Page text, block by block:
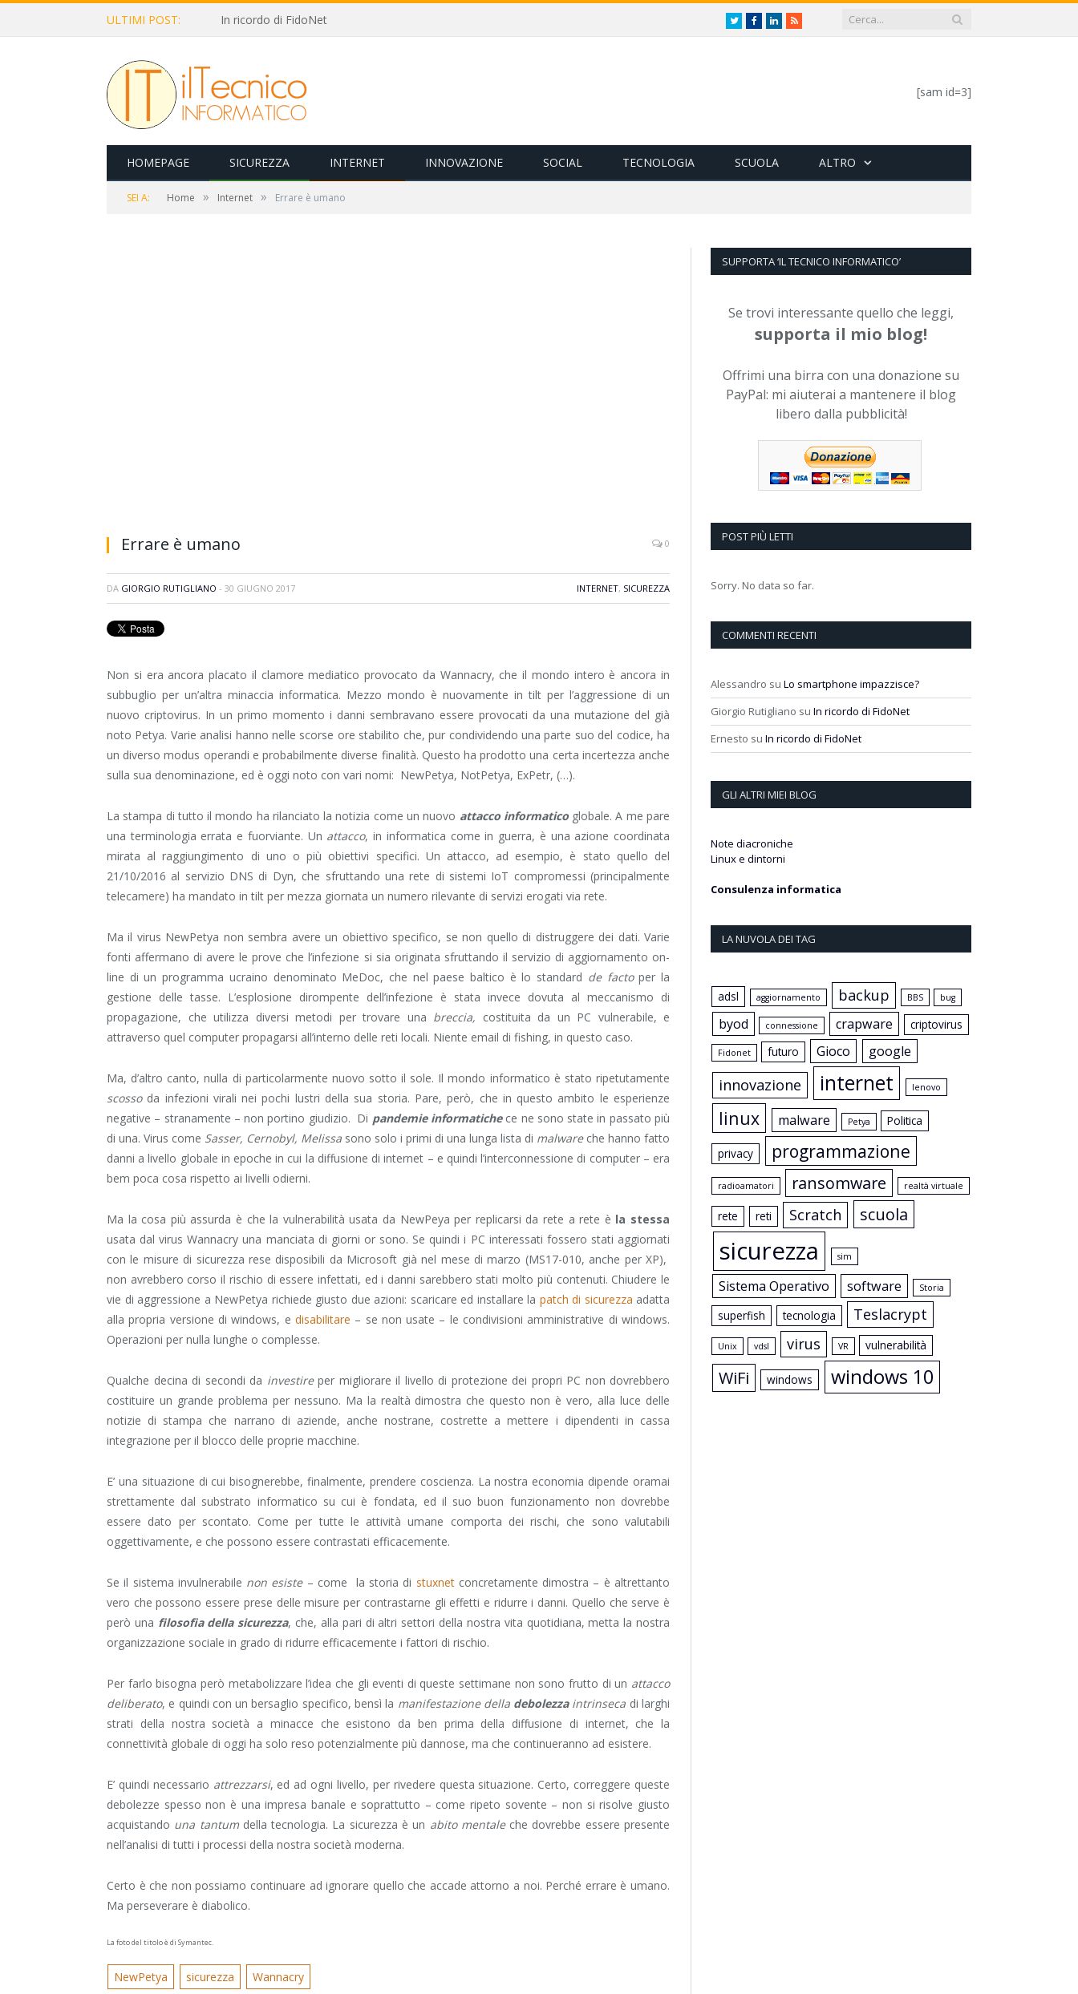
ULTIMI POST: In ricordo di FidoNet TwitterFacebookLinkedIn
RSS
[sam id=3]
HOMEPAGE SICUREZZA INTERNET INNOVAZIONE SOCIAL TECNOLOGIA SCUOLA ALTRO
SEI A: Home » Internet » Errare è umano
Errare è umano 0
DA GIORGIO RUTIGLIANO - 30 GIUGNO 2017 INTERNET, SICUREZZA
Non si era ancora placato il clamore mediatico provocato da Wannacry, che il mondo intero è ancora in
subbuglio per un’altra minaccia informatica. Mezzo mondo è nuovamente in tilt per l’aggressione di un
nuovo criptovirus. In un primo momento i danni sembravano essere provocati da una mutazione del già
noto Petya. Varie analisi hanno nelle scorse ore stabilito che, pur condividendo una parte suo del codice, ha
un diverso modus operandi e probabilmente diverse finalità. Questo ha prodotto una certa incertezza anche
sulla sua denominazione, ed è oggi noto con vari nomi: NewPetya, NotPetya, ExPetr, (…).
La stampa di tutto il mondo ha rilanciato la notizia come un nuovo attacco informaticoglobale. A me pare
una terminologia errata e fuorviante. Un attacco, in informatica come in guerra, è una azione coordinata
mirata al raggiungimento di uno o più obiettivi specifici. Un attacco, ad esempio, è stato quello del
21/10/2016 al servizio DNS di Dyn, che sfruttando una rete di sistemi IoT compromessi (principalmente
telecamere) ha mandato in tilt per mezza giornata un numero rilevante di servizi erogati via rete.
Ma il virus NewPetya non sembra avere un obiettivo specifico, se non quello di distruggere dei dati. Varie
fonti affermano di avere le prove che l’infezione si sia originata sfruttando il servizio di aggiornamento on-
line di un programma ucraino denominato MeDoc, che nel paese baltico è lo standard de factoper la
gestione delle tasse. L’esplosione dirompente dell’infezione è stata invece dovuta al meccanismo di
propagazione, che utilizza diversi metodi per trovare una breccia, costituita da un PC vulnerabile, e
attraverso quel computer propagarsi all’interno delle reti locali. Niente email di fishing, in questo caso.
Ma, d’altro canto, nulla di particolarmente nuovo sotto il sole. Il mondo informatico è stato ripetutamente
scossoda infezioni virali nei pochi lustri della sua storia. Pare, però, che in questo ambito le esperienze
negative – stranamente – non portino giudizio. Di pandemie informatichece ne sono state in passato più
di una. Virus come Sasser, Cernobyl, Melissa sono solo i primi di una lunga lista di malwareche hanno fatto
danni a livello globale in epoche in cui la diffusione di internet – e quindi l’interconnessione di computer – era
bem poca cosa rispetto ai livelli odierni.
Ma la cosa più assurda è che la vulnerabilità usata da NewPeya per replicarsi da rete a rete è la stessa
usata dal virus Wannacry una manciata di giorni or sono. Se quindi i PC interessati fossero stati aggiornati
con le misure di sicurezza rese disposibili da Microsoft già nel mese di marzo (MS17-010, anche per XP),
non avrebbero corso il rischio di essere infettati, ed i danni sarebbero stati molto più contenuti. Chiudere le
vie di aggressione a NewPetya richiede giusto due azioni: scaricare ed installare la patch di sicurezza adatta
alla propria versione di windows, e disabilitare – se non usate – le condivisioni amministrative di windows.
Operazioni per nulla lunghe o complesse.
Qualche decina di secondi da investireper migliorare il livello di protezione dei propri PC non dovrebbero
costituire un grande problema per nessuno. Ma la realtà dimostra che questo non è vero, alla luce delle
notizie di stampa che narrano di aziende, anche nostrane, costrette a mettere i dipendenti in cassa
integrazione per il blocco delle proprie macchine.
E’ una situazione di cui bisognerebbe, finalmente, prendere coscienza. La nostra economia dipende oramai
strettamente dal substrato informatico su cui è fondata, ed il suo buon funzionamento non dovrebbe
essere dato per scontato. Come per tutte le attività umane comporta dei rischi, che sono valutabili
oggettivamente, e che possono essere contrastati efficacemente.
Se il sistema invulnerabile non esiste– come la storia di stuxnetconcretamente dimostra – è altrettanto
vero che possono essere prese delle misure per contrastarne gli effetti e ridurre i danni. Quello che serve è
però una filosofia della sicurezza, che, alla pari di altri settori della nostra vita quotidiana, metta la nostra
organizzazione sociale in grado di ridurre efficacemente i fattori di rischio.
Per farlo bisogna però metabolizzare l’idea che gli eventi di queste settimane non sono frutto di un attacco
deliberato, e quindi con un bersaglio specifico, bensì la manifestazione della debolezzaintrinseca di larghi
strati della nostra società a minacce che esistono da ben prima della diffusione di internet, che la
connettività globale di oggi ha solo reso potenzialmente più dannose, ma che continueranno ad esistere.
E’ quindi necessario attrezzarsi, ed ad ogni livello, per rivedere questa situazione. Certo, correggere queste
debolezze spesso non è una impresa banale e soprattutto – come ripeto sovente – non si risolve giusto
acquistando una tantumdella tecnologia. La sicurezza è un abito mentaleche dovrebbe essere presente
nell’analisi di tutti i processi della nostra società moderna.
Certo è che non possiamo continuare ad ignorare quello che accade attorno a noi. Perché errare è umano.
Ma perseverare è diabolico.
La foto del titolo è di Symantec.
NewPetya sicurezza Wannacry
SUPPORTA ‘IL TECNICO INFORMATICO’
Se trovi interessante quello che leggi,
supporta il mio blog!
Offrimi una birra con una donazione su
PayPal: mi aiuterai a mantenere il blog
libero dalla pubblicità!
POST PIÙ LETTI
Sorry. No data so far.
COMMENTI RECENTI
Alessandro su Lo smartphone impazzisce?
Giorgio Rutigliano su In ricordo di FidoNet
Ernesto su In ricordo di FidoNet
GLI ALTRI MIEI BLOG
Note diacroniche
Linux e dintorni
Consulenza informatica
LA NUVOLA DEI TAG
adsl aggiornamento backup BBS bug
byod connessione crapware criptovirus
Fidonet futuro Gioco google
innovazione internet lenovo
linux malware Petya Politica
privacy programmazione
radioamatori ransomware realtà virtuale
rete reti Scratch scuola
sicurezza sim
Sistema Operativo software Storia
superfish tecnologia Teslacrypt
Unix vdsl virus VR vulnerabilità
WiFi windows windows 10